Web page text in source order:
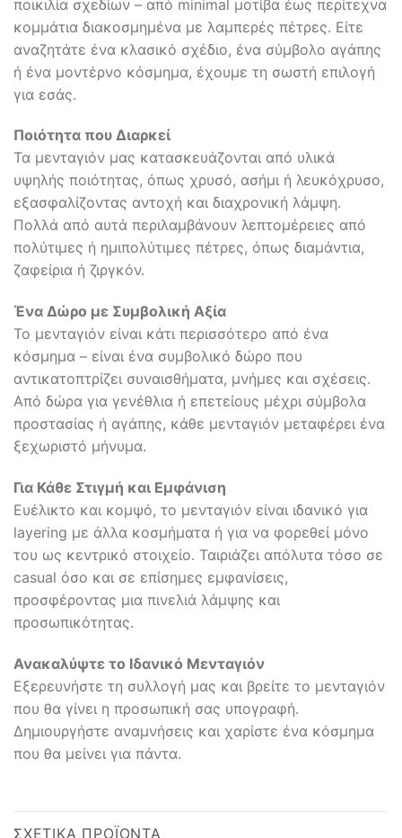
ποικιλία σχεδίων – από minimal μοτίβα έως περίτεχνα
κομμάτια διακοσμημένα με λαμπερές πέτρες. Είτε
αναζητάτε ένα κλασικό σχέδιο, ένα σύμβολο αγάπης
ή ένα μοντέρνο κόσμημα, έχουμε τη σωστή επιλογή
για εσάς.
Ποιότητα που Διαρκεί
Τα μενταγιόν μας κατασκευάζονται από υλικά
υψηλής ποιότητας, όπως χρυσό, ασήμι ή λευκόχρυσο,
εξασφαλίζοντας αντοχή και διαχρονική λάμψη.
Πολλά από αυτά περιλαμβάνουν λεπτομέρειες από
πολύτιμες ή ημιπολύτιμες πέτρες, όπως διαμάντια,
ζαφείρια ή ζιργκόν.
Ένα Δώρο με Συμβολική Αξία
Το μενταγιόν είναι κάτι περισσότερο από ένα
κόσμημα – είναι ένα συμβολικό δώρο που
αντικατοπτρίζει συναισθήματα, μνήμες και σχέσεις.
Από δώρα για γενέθλια ή επετείους μέχρι σύμβολα
προστασίας ή αγάπης, κάθε μενταγιόν μεταφέρει ένα
ξεχωριστό μήνυμα.
Για Κάθε Στιγμή και Εμφάνιση
Ευέλικτο και κομψό, το μενταγιόν είναι ιδανικό για
layering με άλλα κοσμήματα ή για να φορεθεί μόνο
του ως κεντρικό στοιχείο. Ταιριάζει απόλυτα τόσο σε
casual όσο και σε επίσημες εμφανίσεις,
προσφέροντας μια πινελιά λάμψης και
προσωπικότητας.
Ανακαλύψτε το Ιδανικό Μενταγιόν
Εξερευνήστε τη συλλογή μας και βρείτε το μενταγιόν
που θα γίνει η προσωπική σας υπογραφή.
Δημιουργήστε αναμνήσεις και χαρίστε ένα κόσμημα
που θα μείνει για πάντα.
ΣΧΕΤΙΚΆ ΠΡΟΪΌΝΤΑ